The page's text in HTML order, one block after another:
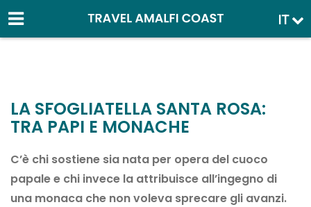
IT
LA SFOGLIATELLA SANTA ROSA:
TRA PAPI E MONACHE
C’è chi sostiene sia nata per opera del cuoco
papale e chi invece la attribuisce all’ingegno di
una monaca che non voleva sprecare gli avanzi.